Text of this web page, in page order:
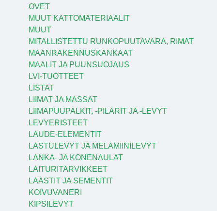
OVET
MUUT KATTOMATERIAALIT
MUUT
MITALLISTETTU RUNKOPUUTAVARA, RIMAT
MAANRAKENNUSKANKAAT
MAALIT JA PUUNSUOJAUS
LVI-TUOTTEET
LISTAT
LIIMAT JA MASSAT
LIIMAPUUPALKIT, -PILARIT JA -LEVYT
LEVYERISTEET
LAUDE-ELEMENTIT
LASTULEVYT JA MELAMIINILEVYT
LANKA- JA KONENAULAT
LAITURITARVIKKEET
LAASTIT JA SEMENTIT
KOIVUVANERI
KIPSILEVYT